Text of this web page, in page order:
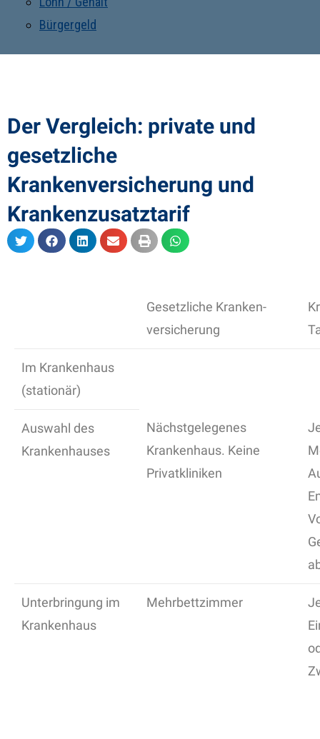
Bürgergeld
Der Vergleich: private und
gesetzliche
Krankenversicherung und
Krankenzusatztarif
Gesetzliche Kranken-
versicherung
Im Krankenhaus
(stationär)
Auswahl des
Krankenhauses
Nächstgelegenes
Krankenhaus. Keine
Privatkliniken
Unterbringung im
Krankenhaus
Mehrbettzimmer